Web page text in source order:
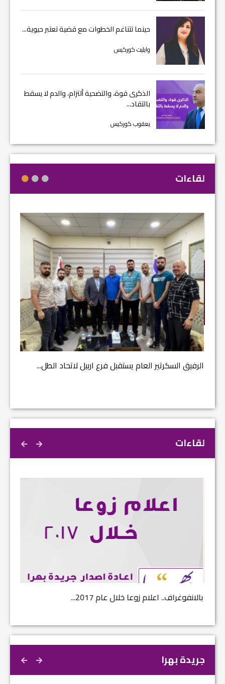
حينما تتناغم الخطوات مع قضية تعتبر حيوية...
وايليت كوركيس
الذكرى قوة، والتضحية ألتزام، والدم لا يسقط
بالتقاد...
يعقوب كوركيس
لقاءات
الرفيق السكرتير العام يستقبل فرع اربيل لاتحاد الطل...
لقاءات
بالانفوغراف.. اعلام زوعا خلال عام 2017...
جريدة بهرا